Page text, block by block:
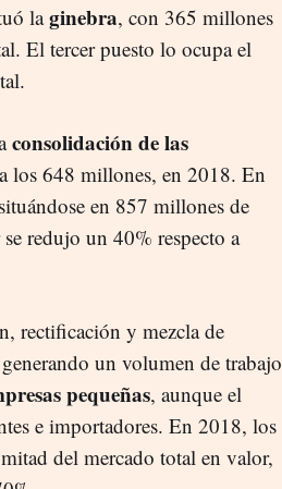
laginebra, con 365 millones
El tercer puesto lo ocupa el
consolidación de las
los 648 millones, en 2018. En
en 857 millones de
redujo un 40% respecto a
rectificación y mezcla de
un volumen de trabajo
pequeñas, aunque el
e importadores. En 2018, los
del mercado total en valor,